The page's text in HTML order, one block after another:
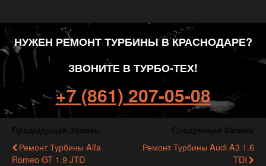
НУЖЕН РЕМОНТ ТУРБИНЫ В КРАСНОДАРЕ?
ЗВОНИТЕ В ТУРБО-ТЕХ!
+7 (861) 207-05-08
Ремонт Турбины Alfa
Romeo GT 1.9 JTD
Ремонт Турбины Audi A3 1.6
TDI